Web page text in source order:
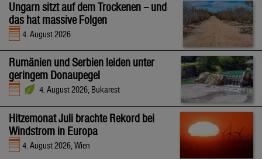
Ungarn sitzt auf dem Trockenen – und
das hat massive Folgen
4. August 2026
Rumänien und Serbien leiden unter
geringem Donaupegel
4. August 2026, Bukarest
Hitzemonat Juli brachte Rekord bei
Windstrom in Europa
4. August 2026, Wien